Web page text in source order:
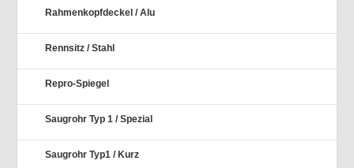
Rahmenkopfdeckel / Alu
Rennsitz / Stahl
Repro-Spiegel
Saugrohr Typ 1 / Spezial
Saugrohr Typ1 / Kurz